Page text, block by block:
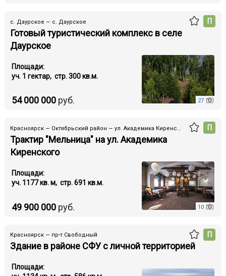
с. Даурское — с. Даурское
Готовый туристический комплекс в селе
Даурское
П
27
54 000 000руб.
Площади:
уч. 1 гектар, стр. 300 кв.м.
Красноярск — Октябрьский район — ул. Академика Киренского
Трактир "Мельница" на ул. Академика
Киренского
П
10
49 900 000руб.
Площади:
уч. 1177 кв. м, стр. 691 кв.м.
Красноярск — пр-т Свободный
Здание в районе СФУ с личной территорией
П
Площади: